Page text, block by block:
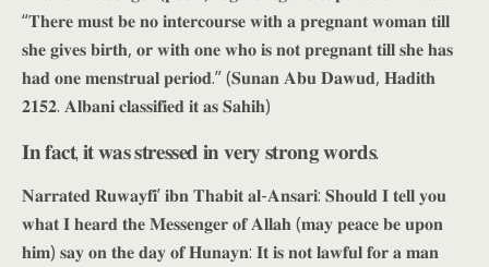
“𝐓𝐡𝐞𝐫𝐞 𝐦𝐮𝐬𝐭 𝐛𝐞 𝐧𝐨 𝐢𝐧𝐭𝐞𝐫𝐜𝐨𝐮𝐫𝐬𝐞 𝐰𝐢𝐭𝐡 𝐚 𝐩𝐫𝐞𝐠𝐧𝐚𝐧𝐭 𝐰𝐨𝐦𝐚𝐧 𝐭𝐢𝐥𝐥
𝐬𝐡𝐞 𝐠𝐢𝐯𝐞𝐬 𝐛𝐢𝐫𝐭𝐡, 𝐨𝐫 𝐰𝐢𝐭𝐡 𝐨𝐧𝐞 𝐰𝐡𝐨 𝐢𝐬 𝐧𝐨𝐭 𝐩𝐫𝐞𝐠𝐧𝐚𝐧𝐭 𝐭𝐢𝐥𝐥 𝐬𝐡𝐞 𝐡𝐚𝐬
𝐡𝐚𝐝 𝐨𝐧𝐞 𝐦𝐞𝐧𝐬𝐭𝐫𝐮𝐚𝐥 𝐩𝐞𝐫𝐢𝐨𝐝.” (𝐒𝐮𝐧𝐚𝐧 𝐀𝐛𝐮 𝐃𝐚𝐰𝐮𝐝, 𝐇𝐚𝐝𝐢𝐭𝐡
𝟐𝟏𝟓𝟐. 𝐀𝐥𝐛𝐚𝐧𝐢 𝐜𝐥𝐚𝐬𝐬𝐢𝐟𝐢𝐞𝐝 𝐢𝐭 𝐚𝐬 𝐒𝐚𝐡𝐢𝐡)
𝐈𝐧 𝐟𝐚𝐜𝐭, 𝐢𝐭 𝐰𝐚𝐬 𝐬𝐭𝐫𝐞𝐬𝐬𝐞𝐝 𝐢𝐧 𝐯𝐞𝐫𝐲 𝐬𝐭𝐫𝐨𝐧𝐠 𝐰𝐨𝐫𝐝𝐬.
𝐍𝐚𝐫𝐫𝐚𝐭𝐞𝐝 𝐑𝐮𝐰𝐚𝐲𝐟𝐢’ 𝐢𝐛𝐧 𝐓𝐡𝐚𝐛𝐢𝐭 𝐚𝐥-𝐀𝐧𝐬𝐚𝐫𝐢: 𝐒𝐡𝐨𝐮𝐥𝐝 𝐈 𝐭𝐞𝐥𝐥 𝐲𝐨𝐮
𝐰𝐡𝐚𝐭 𝐈 𝐡𝐞𝐚𝐫𝐝 𝐭𝐡𝐞 𝐌𝐞𝐬𝐬𝐞𝐧𝐠𝐞𝐫 𝐨𝐟 𝐀𝐥𝐥𝐚𝐡 (𝐦𝐚𝐲 𝐩𝐞𝐚𝐜𝐞 𝐛𝐞 𝐮𝐩𝐨𝐧
𝐡𝐢𝐦) 𝐬𝐚𝐲 𝐨𝐧 𝐭𝐡𝐞 𝐝𝐚𝐲 𝐨𝐟 𝐇𝐮𝐧𝐚𝐲𝐧: 𝐈𝐭 𝐢𝐬 𝐧𝐨𝐭 𝐥𝐚𝐰𝐟𝐮𝐥 𝐟𝐨𝐫 𝐚 𝐦𝐚𝐧